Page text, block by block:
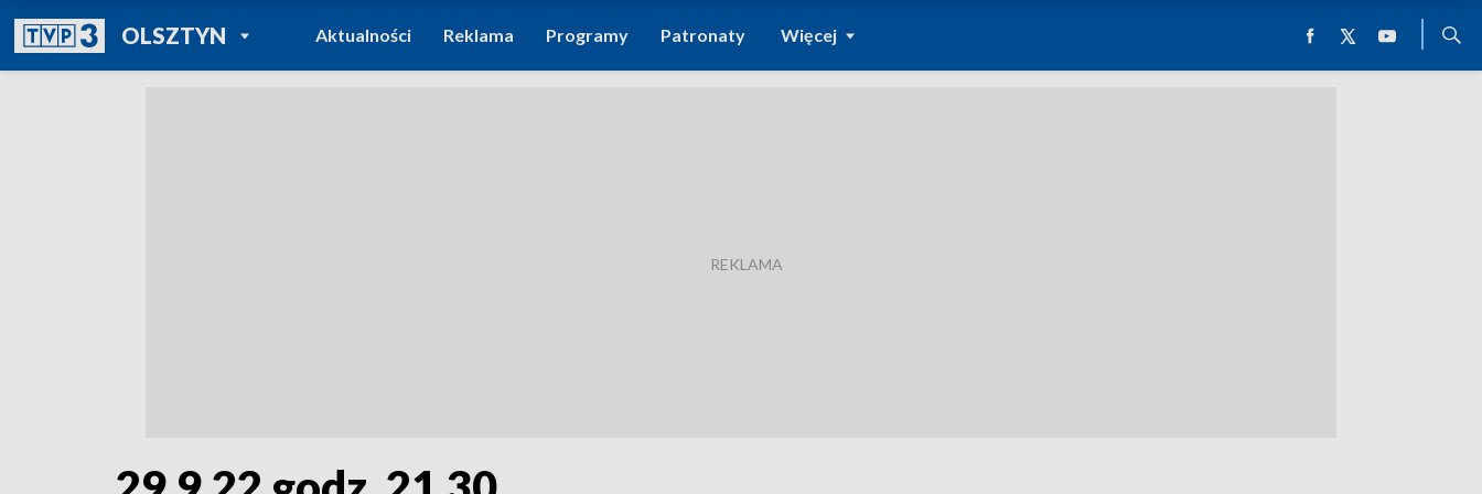
OLSZTYNPOWRÓT DO
TVP REGIONY
Aktualności Reklama Programy Patronaty Więcej